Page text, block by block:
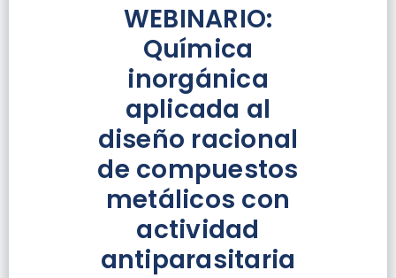
WEBINARIO:
Química
inorgánica
aplicada al
diseño racional
de compuestos
metálicos con
actividad
antiparasitaria